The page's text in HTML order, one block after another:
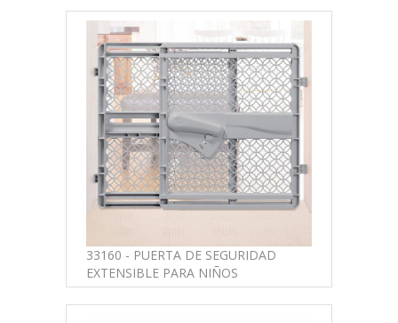
33160 - PUERTA DE SEGURIDAD
EXTENSIBLE PARA NIÑOS